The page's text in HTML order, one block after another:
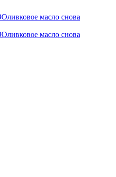
Оливковое масло снова
Оливковое масло снова